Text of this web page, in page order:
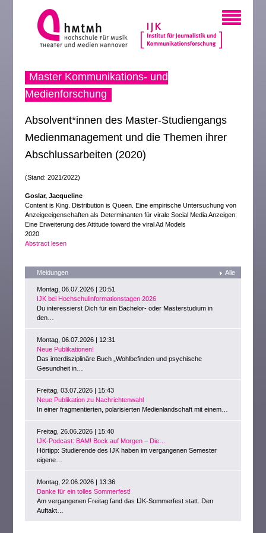
Master Kommunikations- und
Medienforschung
Absolvent*innen des Master-Studiengangs
Medienmanagement und die Themen ihrer
Abschlussarbeiten (2020)
(Stand: 2021/2022)
Goslar, Jacqueline
Content is King. Distribution is Queen. Eine empirische Untersuchung von
Anzeigeeigenschaften als Determinanten für virale Social Media Anzeigen:
Eine Erweiterung des Attitude toward the viral Ad Models
2020
Abstract lesen
Meldungen Alle
Montag, 06.07.2026 | 20:51
IJK bei Hochschulinformationstagen 2026
Du interessierst Dich für ein Bachelor- oder Masterstudium in
den…
Montag, 06.07.2026 | 12:31
Neue Publikationen!
Das interdisziplinäre Buch „Wohlbefinden und psychische
Gesundheit in…
Freitag, 03.07.2026 | 15:43
Neue Publikation zu Nachrichtenwahl
In einer fragmentierten, polarisierten Medienlandschaft mit einem…
Freitag, 26.06.2026 | 15:40
IJK-Podcast: BAM! Bock auf Morgen – Die…
Hörtipp: Studierende des IJK haben im vergangenen Semester
eigene…
Montag, 22.06.2026 | 13:36
Danke für ein tolles Sommerfest!
Am vergangenen Freitag fand das IJK-Sommerfest statt. Den
Auftakt…